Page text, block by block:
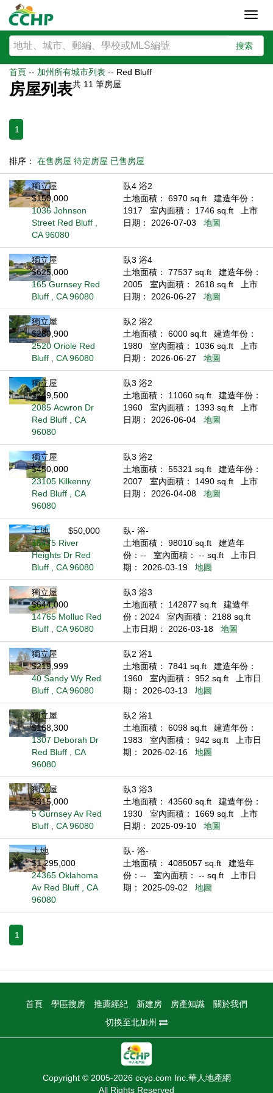
搜索
首頁 -- 加州所有城市列表 -- Red Bluff
房屋列表共 11 筆房屋
1
排序： 在售房屋 待定房屋 已售房屋
獨立屋
$150,000
1036 Johnson
Street Red Bluff ,
CA 96080
臥4 浴2
土地面積： 6970 sq.ft
建造年份：
1917
室內面積： 1746 sq.ft
上市
日期： 2026-07-03
地圖
獨立屋
$625,000
165 Gurnsey Red
Bluff , CA 96080
臥3 浴4
土地面積： 77537 sq.ft
建造年份：
2005
室內面積： 2618 sq.ft
上市
日期： 2026-06-27
地圖
獨立屋
$289,900
2520 Oriole Red
Bluff , CA 96080
臥2 浴2
土地面積： 6000 sq.ft
建造年份：
1980
室內面積： 1036 sq.ft
上市
日期： 2026-06-27
地圖
獨立屋
$249,500
2085 Acwron Dr
Red Bluff , CA
96080
臥3 浴2
土地面積： 11060 sq.ft
建造年份：
1960
室內面積： 1393 sq.ft
上市
日期： 2026-06-04
地圖
獨立屋
$450,000
23105 Kilkenny
Red Bluff , CA
96080
臥3 浴2
土地面積： 55321 sq.ft
建造年份：
2007
室內面積： 1490 sq.ft
上市
日期： 2026-04-08
地圖
土地
$50,000
16475 River
Heights Dr Red
Bluff , CA 96080
臥- 浴-
土地面積： 98010 sq.ft
建造年
份：--
室內面積： -- sq.ft
上市日
期： 2026-03-19
地圖
獨立屋
$644,000
14765 Molluc Red
Bluff , CA 96080
臥3 浴3
土地面積： 142877 sq.ft
建造年
份：2024
室內面積： 2188 sq.ft
上市日期： 2026-03-18
地圖
獨立屋
$219,999
40 Sandy Wy Red
Bluff , CA 96080
臥2 浴1
土地面積： 7841 sq.ft
建造年份：
1960
室內面積： 952 sq.ft
上市日
期： 2026-03-13
地圖
獨立屋
$168,300
1307 Deborah Dr
Red Bluff , CA
96080
臥2 浴1
土地面積： 6098 sq.ft
建造年份：
1983
室內面積： 942 sq.ft
上市日
期： 2026-02-16
地圖
獨立屋
$315,000
5 Gurnsey Av Red
Bluff , CA 96080
臥3 浴3
土地面積： 43560 sq.ft
建造年份：
1930
室內面積： 1669 sq.ft
上市
日期： 2025-09-10
地圖
土地
$1,295,000
24365 Oklahoma
Av Red Bluff , CA
96080
臥- 浴-
土地面積： 4085057 sq.ft
建造年
份：--
室內面積： -- sq.ft
上市日
期： 2025-09-02
地圖
1
首頁 學區搜房 推薦經紀 新建房 房產知識
關於我們
切換至北加州
Copyright © 2005-2026 ccyp.com Inc.華人地產網
All Rights Reserved